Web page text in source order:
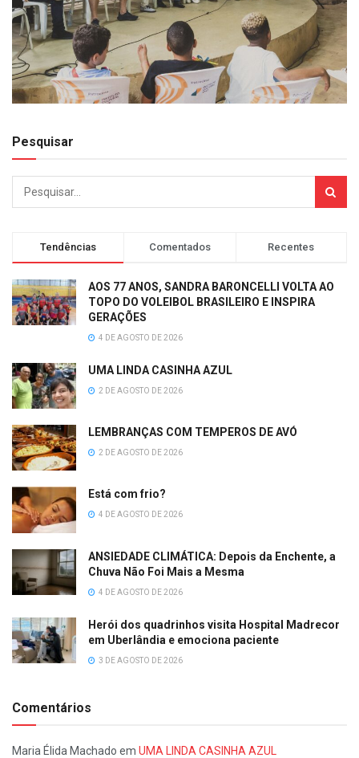
Pesquisar
Tendências Comentados Recentes
AOS 77 ANOS, SANDRA BARONCELLI VOLTA AO
TOPO DO VOLEIBOL BRASILEIRO E INSPIRA
GERAÇÕES
4 DE AGOSTO DE 2026
UMA LINDA CASINHA AZUL
2 DE AGOSTO DE 2026
LEMBRANÇAS COM TEMPEROS DE AVÓ
2 DE AGOSTO DE 2026
Está com frio?
4 DE AGOSTO DE 2026
ANSIEDADE CLIMÁTICA: Depois da Enchente, a
Chuva Não Foi Mais a Mesma
4 DE AGOSTO DE 2026
Herói dos quadrinhos visita Hospital Madrecor
em Uberlândia e emociona paciente
3 DE AGOSTO DE 2026
Comentários
Maria Élida Machado em UMA LINDA CASINHA AZUL